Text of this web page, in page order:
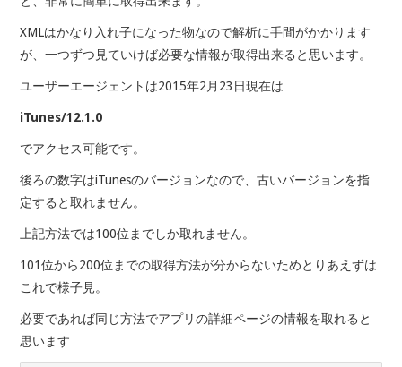
XMLはかなり入れ子になった物なので解析に手間がかかります
が、一つずつ見ていけば必要な情報が取得出来ると思います。
ユーザーエージェントは2015年2月23日現在は
iTunes/12.1.0
でアクセス可能です。
後ろの数字はiTunesのバージョンなので、古いバージョンを指
定すると取れません。
上記方法では100位までしか取れません。
101位から200位までの取得方法が分からないためとりあえずは
これで様子見。
必要であれば同じ方法でアプリの詳細ページの情報を取れると
思います